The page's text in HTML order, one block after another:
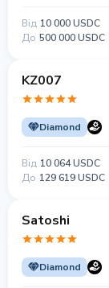
Від 10 000 USDC
До 500 000 USDC
KZ007
Diamond
Від 10 064 USDC
До 129 619 USDC
Satoshi
Diamond